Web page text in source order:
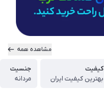
مشاهده همه
کیفیت
بهترین کیفیت ایران
جنسیت
مردانه